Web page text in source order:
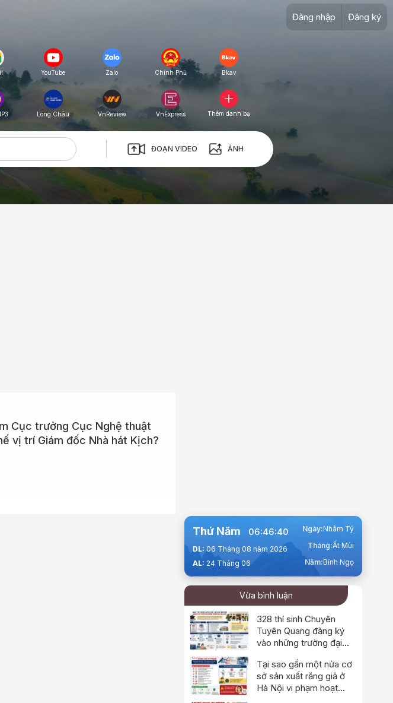
Đăng nhập Đăng ký
YouTube Zalo Chính Phủ Bkav
Long Châu VnReview VnExpress Thêm danh bạ
ĐOẠN VIDEO ẢNH
Cục trưởng Cục Nghệ thuật
vị trí Giám đốc Nhà hát Kịch?
Thứ Năm 06:46:41
DL: 06 Tháng 08 năm 2026
AL: 24 Tháng 06
Ngày:Nhâm Tý
Tháng:Ất Mùi
Năm:Bính Ngọ
Vừa bình luận
328 thí sinh Chuyên
Tuyên Quang đăng ký
vào những trường đại
Tại sao gần một nửa cơ
sở sản xuất răng giả ở
Hà Nội vi phạm hoạt